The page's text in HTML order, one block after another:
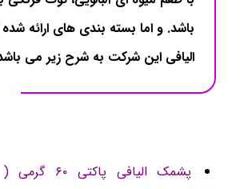
باشد. و اما بسته بندی های ارائه
الیافی این شرکت به شرح زیر می
پشمک الیافی